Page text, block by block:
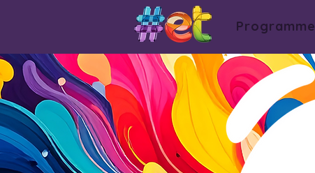
Programme